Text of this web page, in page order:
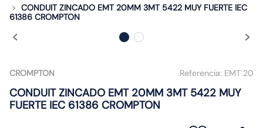
CONDUIT ZINCADO EMT 20MM 3MT 5422 MUY FUERTE IEC
61386 CROMPTON
CROMPTON Referencia: EMT 20
CONDUIT ZINCADO EMT 20MM 3MT 5422 MUY
FUERTE IEC 61386 CROMPTON
3 .
foco
foco led
7.
luminaria vial led neo
8.
proyector led